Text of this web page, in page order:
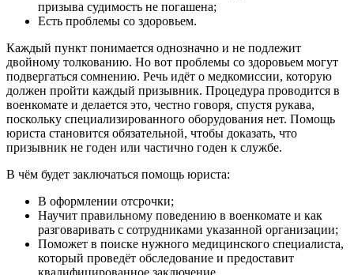
призыва судимость не погашена;
Есть проблемы со здоровьем.
Каждый пункт понимается однозначно и не подлежит
двойному толкованию. Но вот проблемы со здоровьем могут
подвергаться сомнению. Речь идёт о медкомиссии, которую
должен пройти каждый призывник. Процедура проводится в
военкомате и делается это, честно говоря, спустя рукава,
поскольку специализированного оборудования нет. Помощь
юриста становится обязательной, чтобы доказать, что
призывник не годен или частично годен к службе.
В чём будет заключаться помощь юриста:
В оформлении отсрочки;
Научит правильному поведению в военкомате и как
разговаривать с сотрудниками указанной организации;
Поможет в поиске нужного медицинского специалиста,
который проведёт обследование и предоставит
квалифицированное заключение.